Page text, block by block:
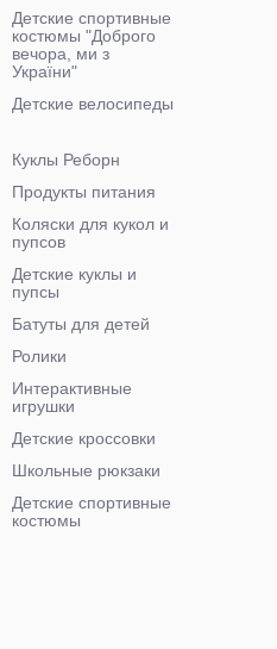
Детские спортивные
костюмы "Доброго
вечора, ми з
України"
Детские велосипеды
Куклы Реборн
Продукты питания
Коляски для кукол и
пупсов
Детские куклы и
пупсы
Батуты для детей
Ролики
Интерактивные
игрушки
Детские кроссовки
Школьные рюкзаки
Детские спортивные
костюмы